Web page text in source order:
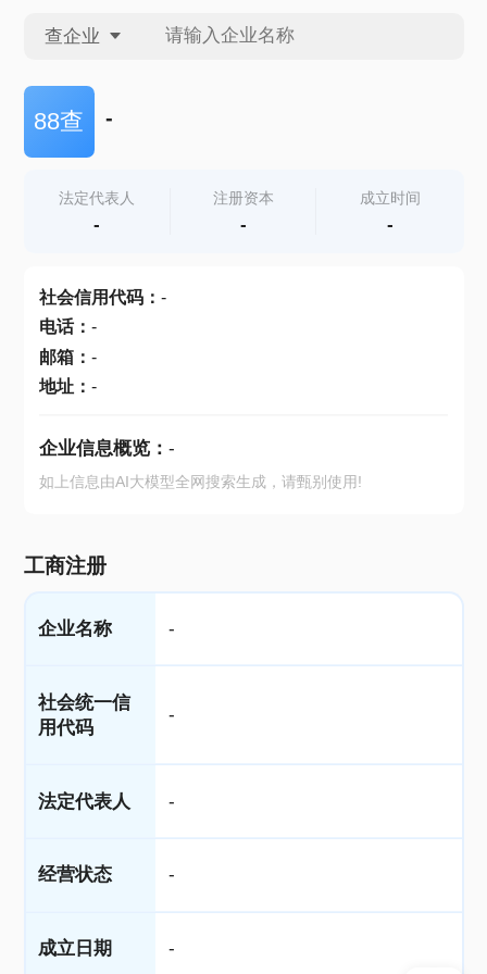
查企业
查企业
查产地
88查 -
法定代表人
-
注册资本
-
成立时间
-
社会信用代码： -
电话： -
邮箱： -
地址： -
企业信息概览： -
如上信息由AI大模型全网搜索生成，请甄别使用!
工商注册
企业名称 -
社会统一信
用代码
-
法定代表人 -
经营状态 -
成立日期 -